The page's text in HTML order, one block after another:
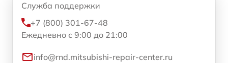
Служба поддержки
+7 (800) 301-67-48
Ежедневно с 9:00 до 21:00
info@rnd.mitsubishi-repair-center.ru